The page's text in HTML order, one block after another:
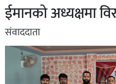
ईमानको अध्यक्षमा
संवाददाता